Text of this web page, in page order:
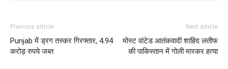
Previous article
Punjab में ड्रग तस्कर गिरफ्तार, 4.94
करोड़ रुपये जब्त
Next article
मोस्ट वांटेड आतंकवादी शाहिद लतीफ
की पाकिस्तान में गोली मारकर हत्या